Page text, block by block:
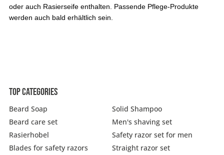
oder auch Rasierseife enthalten. Passende Pflege-Produkte
werden auch bald erhältlich sein.
Top categories
Beard Soap
Solid Shampoo
Beard care set
Men's shaving set
Rasierhobel
Safety razor set for men
Blades for safety razors
Straight razor set